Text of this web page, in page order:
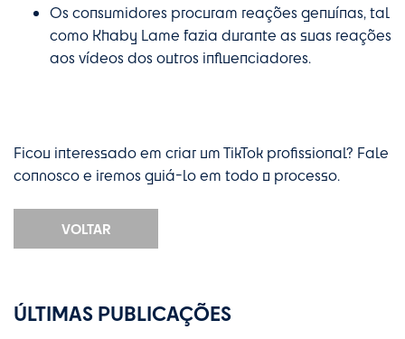
Os consumidores procuram reações genuínas, tal
como Khaby Lame fazia durante as suas reações
aos vídeos dos outros influenciadores.
Ficou interessado em criar um TikTok profissional? Fale
connosco e iremos guiá-lo em todo o processo.
VOLTAR
ÚLTIMAS PUBLICAÇÕES